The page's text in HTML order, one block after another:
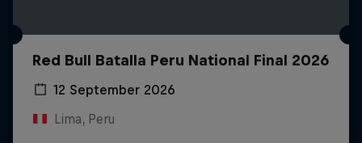
Red Bull Batalla Peru National Final 2026
12 September 2026
Lima, Peru